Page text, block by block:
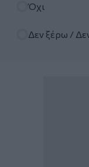
Όχι
Δεν ξέρω /